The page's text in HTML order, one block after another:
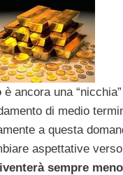
è ancora una
di medio
a questa
aspettative
sempre